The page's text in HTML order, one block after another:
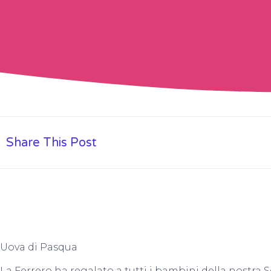
Share This Post
Uova di Pasqua